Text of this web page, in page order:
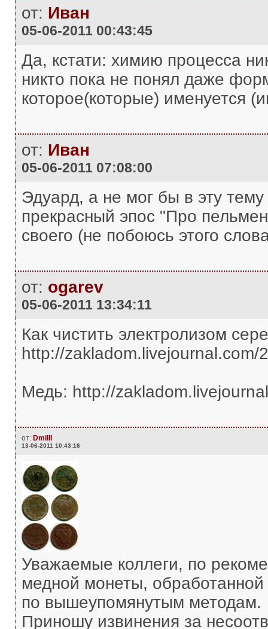
от: Иван
05-06-2011 00:43:45
Да, кстати: химию процесса
никто пока не понял даже
которое(которые) именуется
от: Иван
05-06-2011 07:08:00
Эдуард, а не мог бы в эту
прекрасный эпос "Про
своего (не побоюсь этого
от: ogarev
05-06-2011 13:34:11
Как чистить электролизом
http://zakladom.livejournal.com/
Медь: http://
от: DmiIII
13-06-2011 10:43:16
Уважаемые коллеги, по
медной монеты, обработанной
по вышеупомянутым методам.
Приношу извинения за